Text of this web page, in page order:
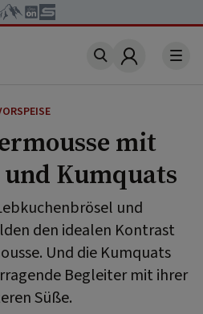
Account
mit
Kumquats
und
den idealen Kontrast
Und die Kumquats
Begleiter mit ihrer
Süße.